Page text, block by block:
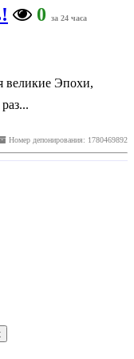
0 за 24 часа
великие Эпохи,
Номер депонирования: 1780469892